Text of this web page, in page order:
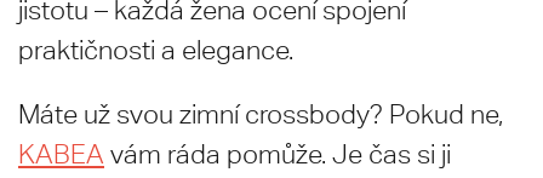
jistotu – každá žena ocení spojení
praktičnosti a elegance.
Máte už svou zimní crossbody? Pokud ne,
KABEA vám ráda pomůže. Je čas si ji